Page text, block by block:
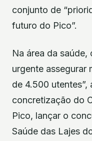
conjunto de
futuro do Pico”.
Na área da saúde,
urgente assegurar
de 4.500 utentes”,
concretização do
Pico, lançar o
Saúde das Lajes